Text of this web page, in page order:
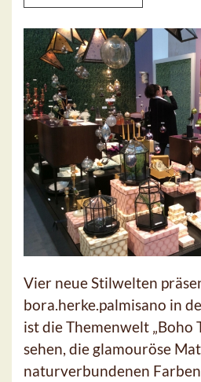
Vier neue Stilwelten
bora.herke.palmisano in
ist die Themenwelt „Boho
sehen, die glamouröse
naturverbundenen